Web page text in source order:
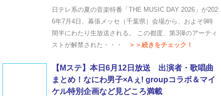
日テレ系の夏の音楽特番「THE MUSIC DAY 2026」が202
6年7月4日、幕張メッセ（千葉県）会場から、およそ9時
間半にわたり生放送される。 この都度、第3弾のアーティ
ストが解禁された・・・
＞＞続きをチェック！
【Mステ】本日6月12日放送 出演者・歌唱曲
まとめ！なにわ男子×Aぇ! groupコラボ＆マイ
ケル特別企画など見どころ満載